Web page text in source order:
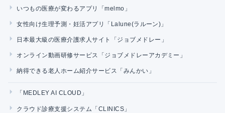
いつもの医療が変わるアプリ「melmo」
女性向け生理予測・妊活アプリ「Lalune(ラルーン)」
日本最大級の医療介護求人サイト「ジョブメドレー」
オンライン動画研修サービス「ジョブメドレーアカデミー」
納得できる老人ホーム紹介サービス「みんかい」
「MEDLEY AI CLOUD」
クラウド診療支援システム「CLINICS」